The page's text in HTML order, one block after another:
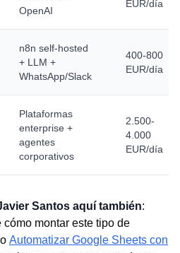
OpenAI
EUR/día
n8n self-hosted
+ LLM +
WhatsApp/Slack
400-800
EUR/día
Plataformas
enterprise +
agentes
corporativos
2.500-
4.000
EUR/día
Santos aquí también:
montar este tipo de
Automatizar Google Sheets con